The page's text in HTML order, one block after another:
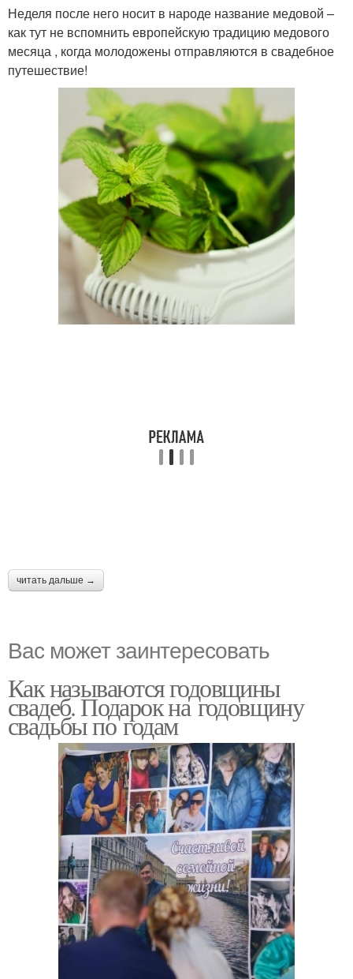
Стальная свадьба
Ландышевая свадьба Агатовая свадьба
Стеклянная свадьба Топазовая свадьба
Неделя после него носит в народе название медовой –
как тут не вспомнить европейскую традицию медового
месяца , когда молодожены отправляются в свадебное
путешествие!
читать дальше →
Вас может заинтересовать
Как называются годовщины
свадеб. Подарок на годовщину
свадьбы по годам